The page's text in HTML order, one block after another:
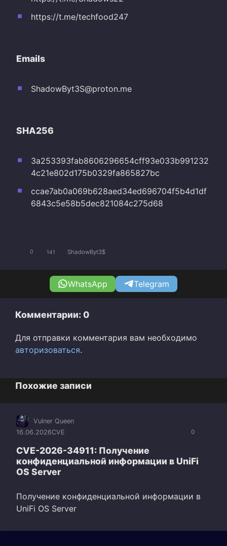
https://t.me/techfood247
Emails
ShadowByt3S@proton.me
SHA256
3a253393fab8606296654cff93e033b991232
4c21e802d175b0329fa865827bc
ccae7ab0a069b628aed34ed696704f5b4d1df
6843c5e58b5dec821084c275d68
0 141 ShadowByt3$
WhatsApp Telegram
Комментарии: 0
Для отправки комментария вам необходимо
авторизоваться.
Похожие записи
0
Vulner Queen
16.06.2026CVE
CVE-2026-34911: Получение
конфиденциальной информации в UniFi
OS Server
Получение конфиденциальной информации в
UniFi OS Server